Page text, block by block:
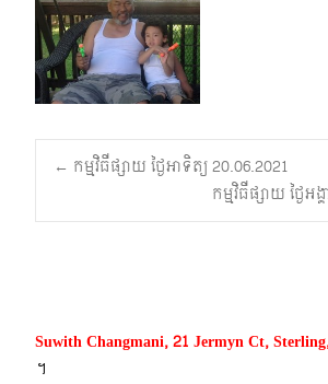
Post
← កម្មវិធីផ្សាយ ថ្ងៃអាទិត្យ 20.06.2021
កម្មវិធីផ្សាយ ថ្ងៃអ
Suwith Changmani, 21 Jermyn Ct,
។​